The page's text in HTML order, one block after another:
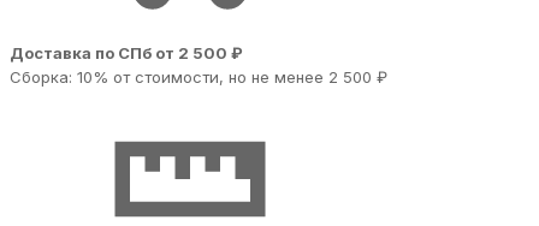
Доставка по СПб от 2 500 ₽
Сборка: 10% от стоимости, но не менее 2 500 ₽